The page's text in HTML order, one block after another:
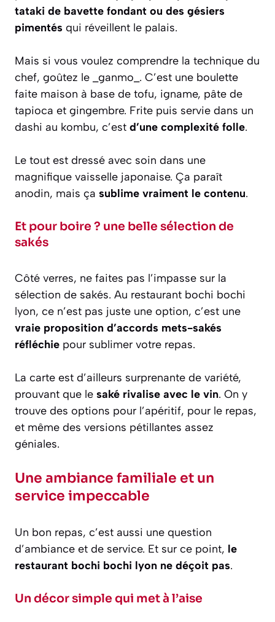
tataki de bavette fondant ou des gésiers
pimentés qui réveillent le palais.
Mais si vous voulez comprendre la technique du
chef, goûtez le _ganmo_. C’est une boulette
faite maison à base de tofu, igname, pâte de
tapioca et gingembre. Frite puis servie dans un
dashi au kombu, c’est d’une complexité folle.
Le tout est dressé avec soin dans une
magnifique vaisselle japonaise. Ça paraît
anodin, mais ça sublime vraiment le contenu.
Et pour boire ? une belle sélection de
sakés
Côté verres, ne faites pas l’impasse sur la
sélection de sakés. Au restaurant bochi bochi
lyon, ce n’est pas juste une option, c’est une
vraie proposition d’accords mets-sakés
réfléchie pour sublimer votre repas.
La carte est d’ailleurs surprenante de variété,
prouvant que le saké rivalise avec le vin. On y
trouve des options pour l’apéritif, pour le repas,
et même des versions pétillantes assez
géniales.
Une ambiance familiale et un
service impeccable
Un bon repas, c’est aussi une question
d’ambiance et de service. Et sur ce point, le
restaurant bochi bochi lyon ne déçoit pas.
Un décor simple qui met à l’aise